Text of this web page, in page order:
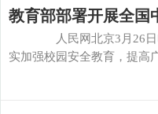
教育部部署开展全国
人民网北京3月26日电 （
实加强校园安全教育，提高